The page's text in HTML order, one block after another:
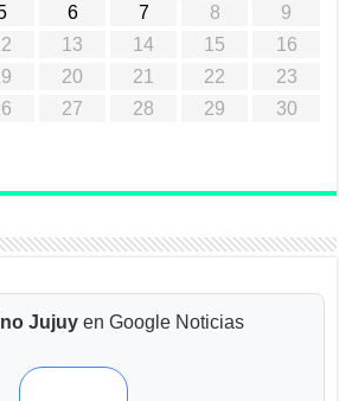
6 7 8
9
13 14 15
16
20 21 22
23
27 28 29
30
Jujuy en Google Noticias